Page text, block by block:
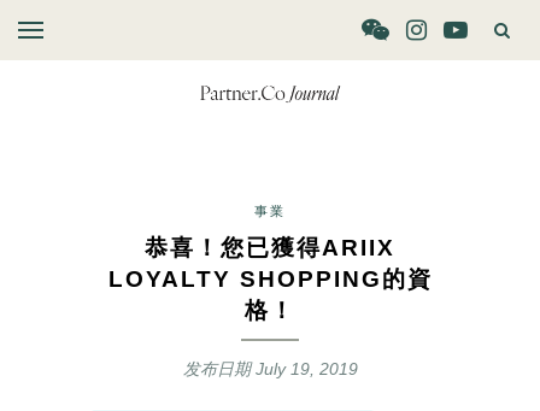
事業
恭喜！您已獲得ARIIX
LOYALTY SHOPPING的資
格！
发布日期July 19, 2019